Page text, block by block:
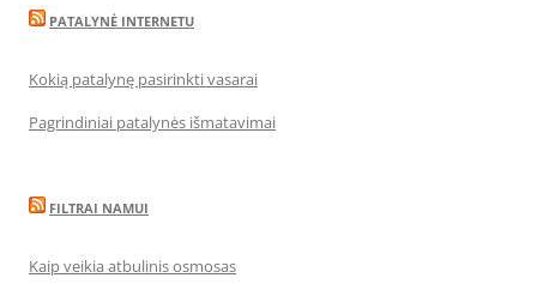
PATALYNĖ INTERNETU
Kokią patalynę pasirinkti vasarai
Pagrindiniai patalynės išmatavimai
FILTRAI NAMUI
Kaip veikia atbulinis osmosas